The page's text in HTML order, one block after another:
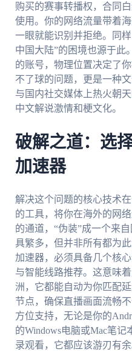
购买的赛事转播权，合同
使用。你的网络流量带着
一眼就能识别并拒绝。同
中国大陆”的困境也源于此
的账号，物理位置决定了
不了球的问题，更是一种
与国内社交媒体上热火朝
中文解说激情和梗文化。
破解之道：选
加速器
解决这个问题的核心技术
的工具，将你在海外的网
的通道，“伪装”成一个来
具繁多，但并非所有都为
加速器，必须具备几个核
与智能线路推荐。这意味
洲，它都能自动为你匹配
节点，确保直播画面流畅
方位支持，无论是你的
的Windows电脑或Mac笔
录观看，它都应该游刃有余